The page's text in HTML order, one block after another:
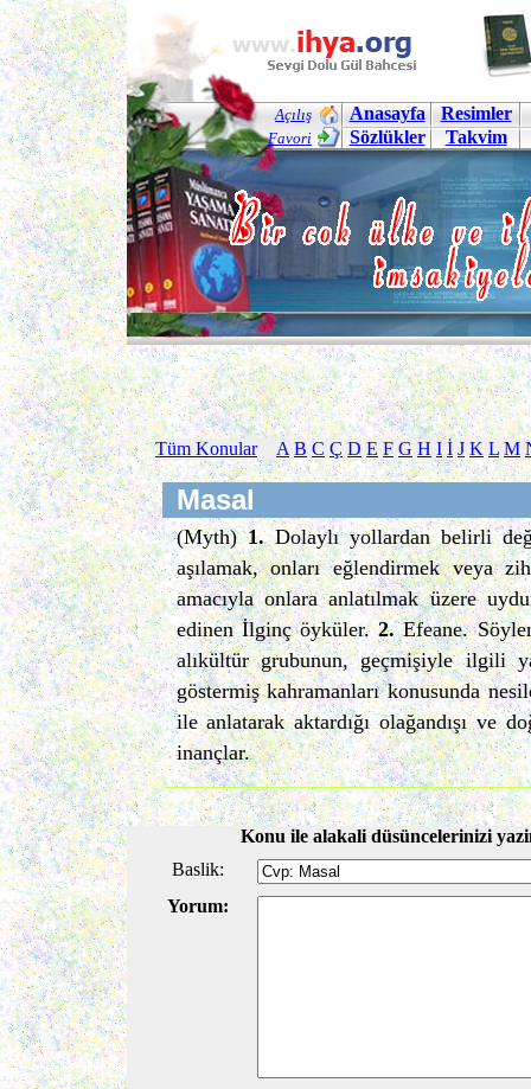
Açılış
Favori
Anasayfa
Resimler
Sözlükler
Takvim
Tüm Konular A B C Ç D E F G H I İ J K L M
Masal
(Myth)1.Dolaylı yollardan belirli
aşılamak, onları eğlendirmek veya
amacıyla onlara anlatılmak üzere
edinen İlginç öyküler.2.Efeane.
alıkültür grubunun, geçmişiyle ilgili
göstermiş kahramanları konusunda
ile anlatarak aktardığı olağandışı ve
inançlar.
Konu ile alakali düsüncelerinizi
Baslik:
Yorum: